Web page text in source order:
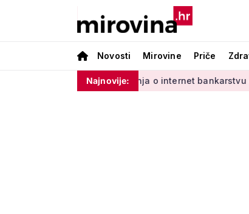
Novosti Mirovine Priče
Najnovije:
Od učenja o internet bankarstvu do